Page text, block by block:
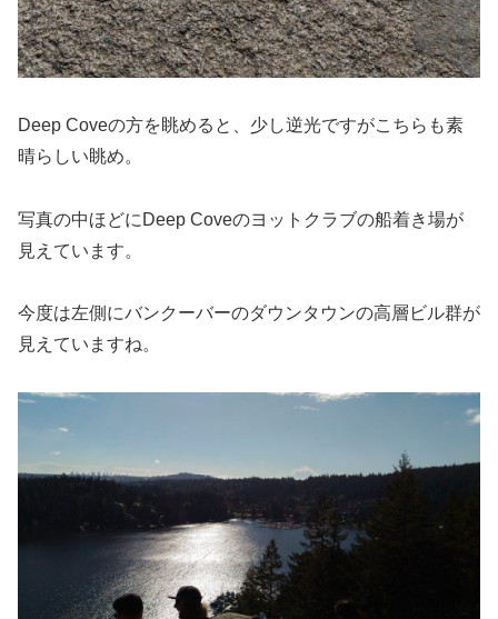
Deep Coveの方を眺めると、少し逆光ですがこちらも素
晴らしい眺め。
写真の中ほどにDeep Coveのヨットクラブの船着き場が
見えています。
今度は左側にバンクーバーのダウンタウンの高層ビル群が
見えていますね。